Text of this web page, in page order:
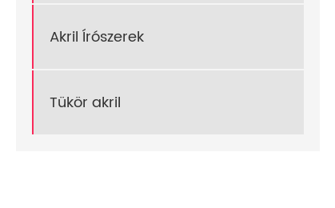
Akril Írószerek
Tükör akril